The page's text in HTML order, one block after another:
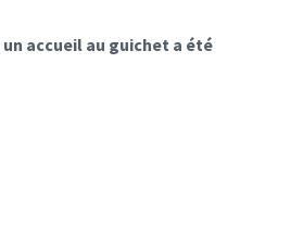
un accueil au guichet a été